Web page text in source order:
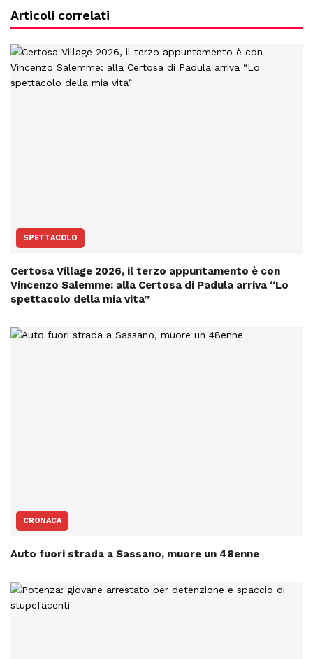
Articoli correlati
SPETTACOLO
Certosa Village 2026, il terzo appuntamento è con
Vincenzo Salemme: alla Certosa di Padula arriva “Lo
spettacolo della mia vita”
CRONACA
Auto fuori strada a Sassano, muore un 48enne